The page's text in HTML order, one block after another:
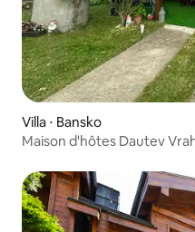
Villa ⋅ Bansko
Maison d'hôtes Dautev